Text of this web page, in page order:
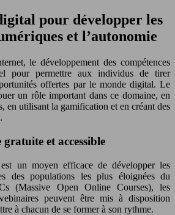
pour développer les
et l’autonomie
le développement des compétences
pour permettre aux individus de tirer
offertes par le monde digital. Le
un rôle important dans ce domaine, en
en utilisant la gamification et en créant des
et accessible
un moyen efficace de développer les
des populations les plus éloignées du
(Massive Open Online Courses), les
peuvent être mis à disposition
à chacun de se former à son rythme.